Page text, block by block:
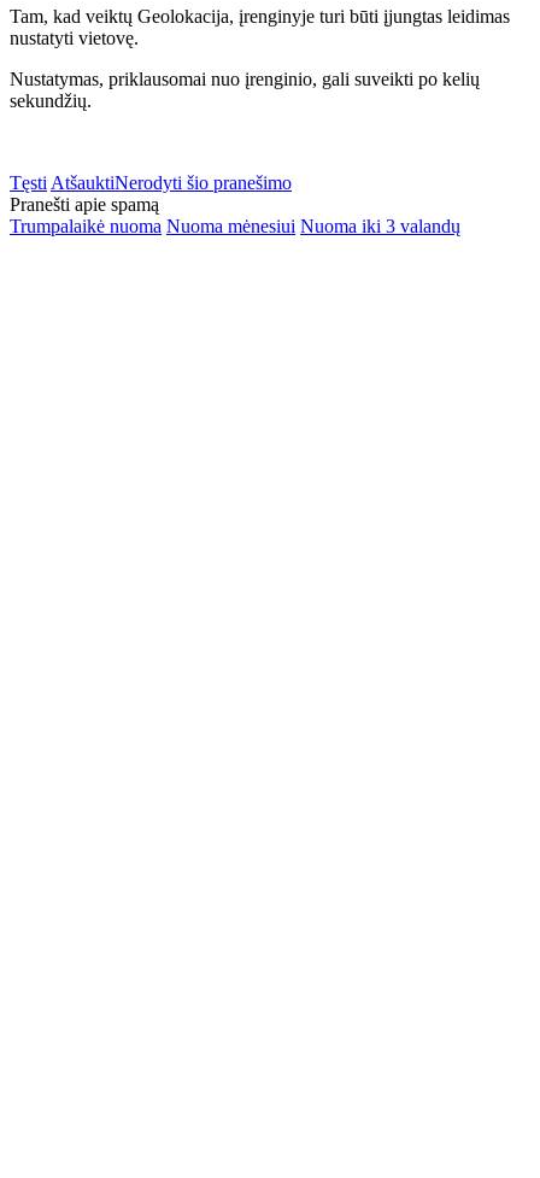
Tam, kad veiktų Geolokacija, įrenginyje turi būti įjungtas leidimas
nustatyti vietovę.
Nustatymas, priklausomai nuo įrenginio, gali suveikti po kelių
sekundžių.
Tęsti AtšauktiNerodyti šio pranešimo
Pranešti apie spamą
Trumpalaikė nuoma Nuoma mėnesiui Nuoma iki 3 valandų